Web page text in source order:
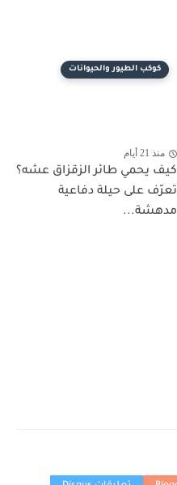
كوكب الطيور والحيوانات
منذ 21 أيام
كيف يحمي طائر الزقزاق عشه؟
تعرّف على حيلة دفاعية
مدهشة...